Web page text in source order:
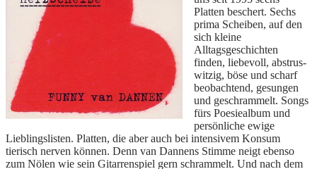
Platten beschert. Sechs
prima Scheiben, auf den
sich kleine
Alltagsgeschichten
finden, liebevoll, abstrus-
witzig, böse und scharf
beobachtend, gesungen
und geschrammelt. Songs
fürs Poesiealbum und
persönliche ewige
Lieblingslisten. Platten, die aber auch bei intensivem Konsum
tierisch nerven können. Denn van Dannens Stimme neigt ebenso
zum Nölen wie sein Gitarrenspiel gern schrammelt. Und nach dem